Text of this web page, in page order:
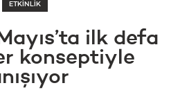
ETKİNLİK
ilk defa
konseptiyle